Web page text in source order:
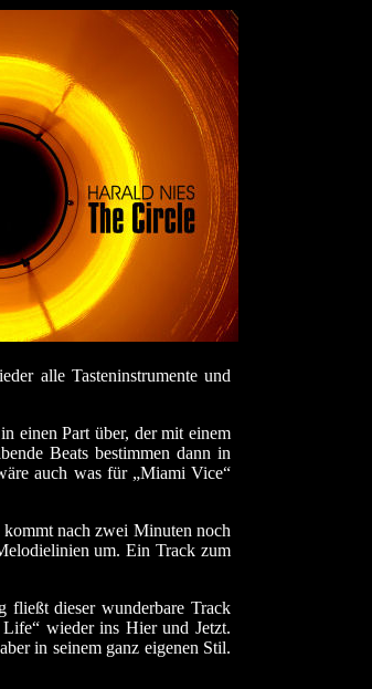
alle Tasteninstrumente und
einen Part über, der mit einem
Beats bestimmen dann in
auch was für „Miami Vice“
nach zwei Minuten noch
um. Ein Track zum
fließt dieser wunderbare Track
wieder ins Hier und Jetzt.
in seinem ganz eigenen Stil.